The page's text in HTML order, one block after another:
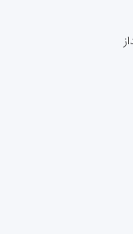
ملی مسکن